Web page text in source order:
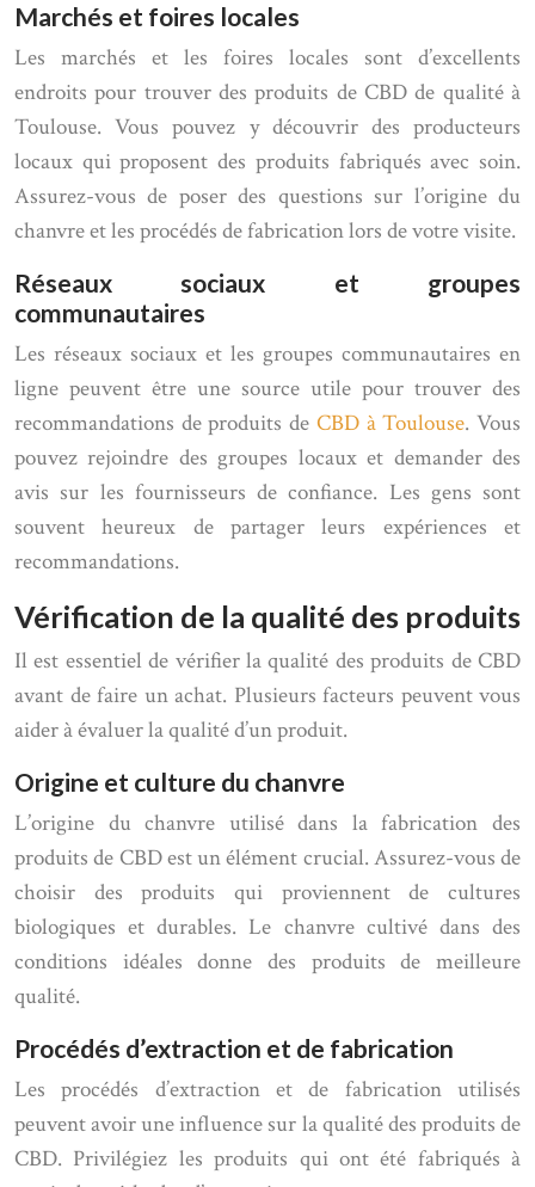
Marchés et foires locales
Les marchés et les foires locales sont d’excellents
endroits pour trouver des produits de CBD de qualité à
Toulouse. Vous pouvez y découvrir des producteurs
locaux qui proposent des produits fabriqués avec soin.
Assurez-vous de poser des questions sur l’origine du
chanvre et les procédés de fabrication lors de votre visite.
Réseaux sociaux et groupes
communautaires
Les réseaux sociaux et les groupes communautaires en
ligne peuvent être une source utile pour trouver des
recommandations de produits de CBD à Toulouse. Vous
pouvez rejoindre des groupes locaux et demander des
avis sur les fournisseurs de confiance. Les gens sont
souvent heureux de partager leurs expériences et
recommandations.
Vérification de la qualité des produits
Il est essentiel de vérifier la qualité des produits de CBD
avant de faire un achat. Plusieurs facteurs peuvent vous
aider à évaluer la qualité d’un produit.
Origine et culture du chanvre
L’origine du chanvre utilisé dans la fabrication des
produits de CBD est un élément crucial. Assurez-vous de
choisir des produits qui proviennent de cultures
biologiques et durables. Le chanvre cultivé dans des
conditions idéales donne des produits de meilleure
qualité.
Procédés d’extraction et de fabrication
Les procédés d’extraction et de fabrication utilisés
peuvent avoir une influence sur la qualité des produits de
CBD. Privilégiez les produits qui ont été fabriqués à